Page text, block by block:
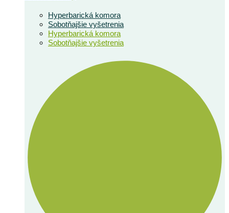
Hyperbarická komora
Sobotňajšie vyšetrenia
Hyperbarická komora
Sobotňajšie vyšetrenia